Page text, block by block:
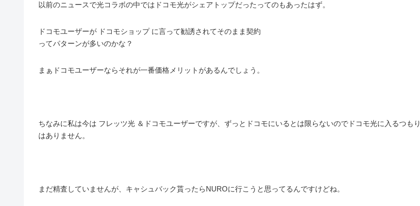
以前のニュースで光コラボの中ではドコモ光がシェアトップだったってのもあったはず。
ドコモユーザーが ドコモショップ に言って勧誘されてそのまま契約
ってパターンが多いのかな？
まぁドコモユーザーならそれが一番価格メリットがあるんでしょう。
ちなみに私は今は フレッツ光 ＆ドコモユーザーですが、ずっとドコモにいるとは限らないのでドコモ光に入るつもり
はありません。
まだ精査していませんが、キャシュバック貰ったらNUROに行こうと思ってるんですけどね。